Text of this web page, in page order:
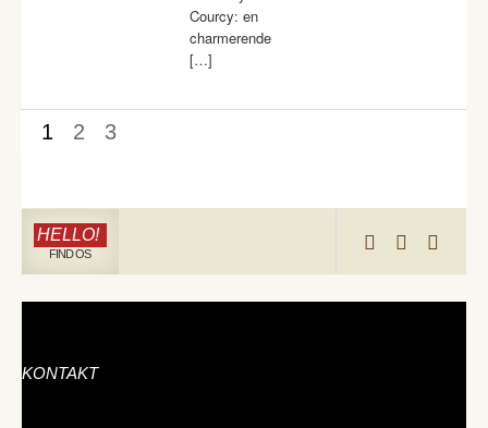
Courcy: en
charmerende
[…]
1 2 3
HELLO!
FIND OS
KONTAKT